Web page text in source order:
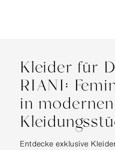
Kleider für
RIANI:
in modernen
Entdecke exklusive